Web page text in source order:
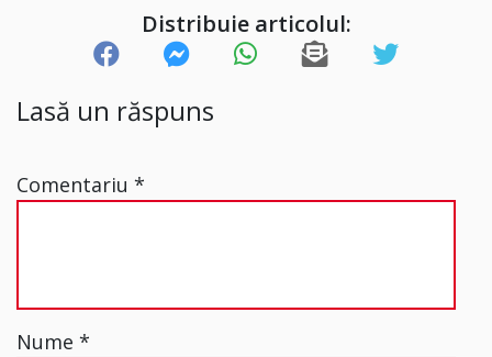
Distribuie articolul:
Lasă un răspuns
Comentariu *
Nume *